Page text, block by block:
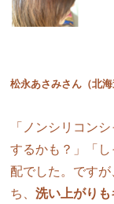
松永あさみさん（北海
「ノンシリコン
するかも？」「
配でした。です
ち、洗い上がり